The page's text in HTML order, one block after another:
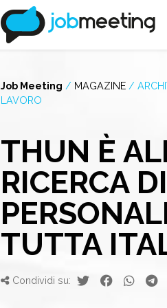
Job Meeting / MAGAZINE /
LAVORO
THUN È
RICERCA DI
TUTTA
Condividi su: